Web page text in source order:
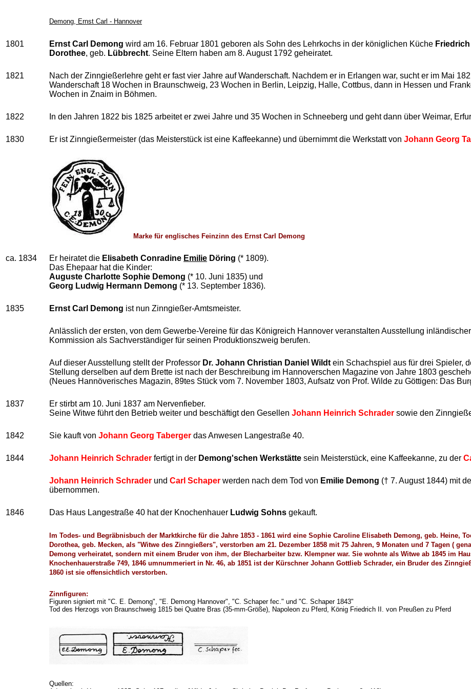
Demong, Ernst Carl - Hannover
1801 Ernst Carl Demong wird am 16. Februar 1801 geboren als Sohn des Lehrkochs in der königlichen Küche
Dorothee, geb. Lübbrecht. Seine Eltern haben am 8. August 1792 geheiratet.
1821
Nach der Zinngießerlehre geht er fast vier Jahre auf Wanderschaft. Nachdem er in Erlangen war, sucht er im Mai
Wanderschaft 18 Wochen in Braunschweig, 23 Wochen in Berlin, Leipzig, Halle, Cottbus, dann in Hessen und
Wochen in Znaim in Böhmen.
1822 In den Jahren 1822 bis 1825 arbeitet er zwei Jahre und 35 Wochen in Schneeberg und geht dann über Weimar,
1830 Er ist Zinngießermeister (das Meisterstück ist eine Kaffeekanne) und übernimmt die Werkstatt von Johann Georg
Marke für englisches Feinzinn des Ernst Carl Demong
ca. 1834 Er heiratet die Elisabeth Conradine Emilie Döring (* 1809).
Das Ehepaar hat die Kinder:
Auguste Charlotte Sophie Demong (* 10. Juni 1835) und
Georg Ludwig Hermann Demong (* 13. September 1836).
1835 Ernst Carl Demong ist nun Zinngießer-Amtsmeister.
Anlässlich der ersten, von dem Gewerbe-Vereine für das Königreich Hannover veranstalten Ausstellung
Kommission als Sachverständiger für seinen Produktionszweig berufen.
Auf dieser Ausstellung stellt der Professor Dr. Johann Christian Daniel Wildt ein Schachspiel aus für drei Spieler,
Stellung derselben auf dem Brette ist nach der Beschreibung im Hannoverschen Magazine von Jahre 1803
(Neues Hannöverisches Magazin, 89tes Stück vom 7. November 1803, Aufsatz von Prof. Wilde zu Göttigen: Das
1837
Er stirbt am 10. Juni 1837 am Nervenfieber.
Seine Witwe führt den Betrieb weiter und beschäftigt den Gesellen Johann Heinrich Schrader sowie den
1842 Sie kauft von Johann Georg Taberger das Anwesen Langestraße 40.
1844 Johann Heinrich Schrader fertigt in der Demong'schen Werkstätte sein Meisterstück, eine Kaffeekanne, zu der
Johann Heinrich Schrader und Carl Schaper werden nach dem Tod von Emilie Demong († 7. August 1844) mit
übernommen.
1846 Das Haus Langestraße 40 hat der Knochenhauer Ludwig Sohns gekauft.
Im Todes- und Begräbnisbuch der Marktkirche für die Jahre 1853 - 1861 wird eine Sophie Caroline Elisabeth Demong, geb. Heine,
Dorothea, geb. Mecken, als "Witwe des Zinngießers", verstorben am 21. Dezember 1858 mit 75 Jahren, 9 Monaten und 7 Tagen (
Demong verheiratet, sondern mit einem Bruder von ihm, der Blecharbeiter bzw. Klempner war. Sie wohnte als Witwe ab 1845 im
Knochenhauerstraße 749, 1846 umnummeriert in Nr. 46, ab 1851 ist der Kürschner Johann Gottlieb Schrader, ein Bruder des
1860 ist sie offensichtlich verstorben.
Zinnfiguren:
Figuren signiert mit "C. E. Demong", "E. Demong Hannover", "C. Schaper fec." und "C. Schaper 1843"
Tod des Herzogs von Braunschweig 1815 bei Quatre Bras (35-mm-Größe), Napoleon zu Pferd, König Friedrich II. von Preußen zu Pferd
Quellen: